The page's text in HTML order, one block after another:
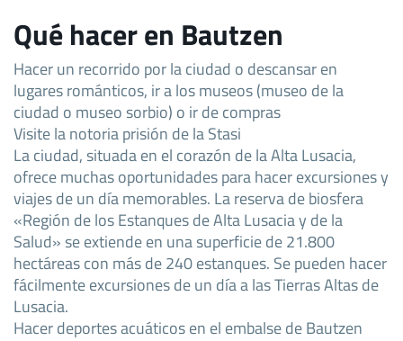
Qué hacer en Bautzen
Hacer un recorrido por la ciudad o descansar en
lugares románticos, ir a los museos (museo de la
ciudad o museo sorbio) o ir de compras
Visite la notoria prisión de la Stasi
La ciudad, situada en el corazón de la Alta Lusacia,
ofrece muchas oportunidades para hacer excursiones y
viajes de un día memorables. La reserva de biosfera
«Región de los Estanques de Alta Lusacia y de la
Salud» se extiende en una superficie de 21.800
hectáreas con más de 240 estanques. Se pueden hacer
fácilmente excursiones de un día a las Tierras Altas de
Lusacia.
Hacer deportes acuáticos en el embalse de Bautzen